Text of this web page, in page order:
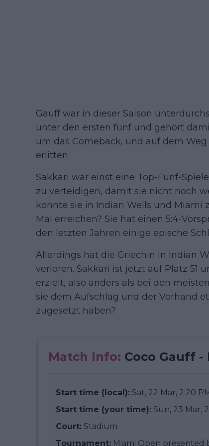
Gauff war in dieser Saison
unter den ersten fünf und gehört
um das Comeback, und auf dem
erlitten.
Sakkari war einst eine Top-Fünf-
zu verteidigen, damit sie nicht noch
konnte sie in Indian Wells und Miami
Mal erreichen? Sie hat einen 5:4-
den letzten Jahren einige epische
Allerdings hat die Griechin in Indian
verloren. Sakkari ist jetzt auf Platz 51
erzielt, also anders als bei den
sie dem Aufschlag und der Vorhand
zugesetzt haben?
Match Info: Coco Gauff -
Start time (local): Sat, 22 Mar, 2:20
Start time (your time): Sun, 23 Mar,
Court: Stadium
Tournament: Miami Open presented